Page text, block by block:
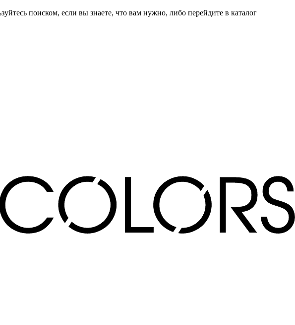
поиском, если вы знаете, что вам нужно, либо перейдите в каталог